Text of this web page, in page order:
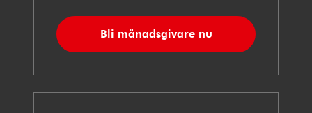
Bli månadsgivare nu